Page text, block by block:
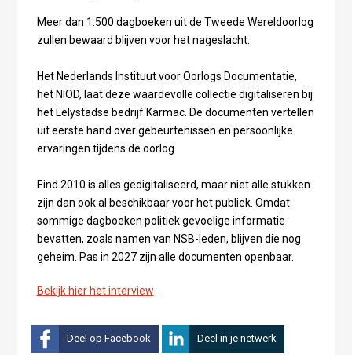
Meer dan 1.500 dagboeken uit de Tweede Wereldoorlog
zullen bewaard blijven voor het nageslacht.
Het Nederlands Instituut voor Oorlogs Documentatie,
het NIOD, laat deze waardevolle collectie digitaliseren bij
het Lelystadse bedrijf Karmac. De documenten vertellen
uit eerste hand over gebeurtenissen en persoonlijke
ervaringen tijdens de oorlog.
Eind 2010 is alles gedigitaliseerd, maar niet alle stukken
zijn dan ook al beschikbaar voor het publiek. Omdat
sommige dagboeken politiek gevoelige informatie
bevatten, zoals namen van NSB-leden, blijven die nog
geheim. Pas in 2027 zijn alle documenten openbaar.
Bekijk hier het interview
Deel op Facebook Deel in je netwerk